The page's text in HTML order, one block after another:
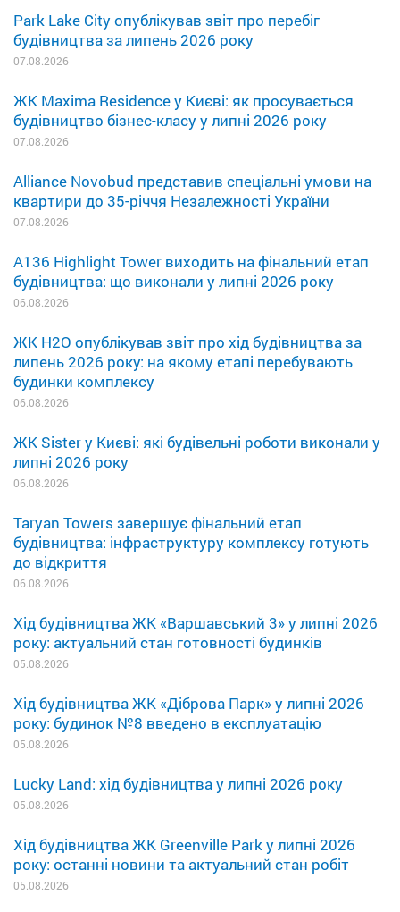
Park Lake City опублікував звіт про перебіг
будівництва за липень 2026 року
07.08.2026
ЖК Maxima Residence у Києві: як просувається
будівництво бізнес-класу у липні 2026 року
07.08.2026
Alliance Novobud представив спеціальні умови на
квартири до 35-річчя Незалежності України
07.08.2026
A136 Highlight Tower виходить на фінальний етап
будівництва: що виконали у липні 2026 року
06.08.2026
ЖК H2O опублікував звіт про хід будівництва за
липень 2026 року: на якому етапі перебувають
будинки комплексу
06.08.2026
ЖК Sister у Києві: які будівельні роботи виконали у
липні 2026 року
06.08.2026
Taryan Towers завершує фінальний етап
будівництва: інфраструктуру комплексу готують
до відкриття
06.08.2026
Хід будівництва ЖК «Варшавський 3» у липні 2026
року: актуальний стан готовності будинків
05.08.2026
Хід будівництва ЖК «Діброва Парк» у липні 2026
року: будинок №8 введено в експлуатацію
05.08.2026
Lucky Land: хід будівництва у липні 2026 року
05.08.2026
Хід будівництва ЖК Greenville Park у липні 2026
року: останні новини та актуальний стан робіт
05.08.2026